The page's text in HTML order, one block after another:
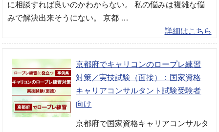
に相談すれば良いのかわからない。 私の悩みは複雑な悩
みで解決出来そうにない。 京都 …
詳細はこちら
京都府でキャリコンのロープレ練習
対策／実技試験（面接）：国家資格
キャリアコンサルタント試験受験者
向け
京都府で国家資格キャリアコンサルタ